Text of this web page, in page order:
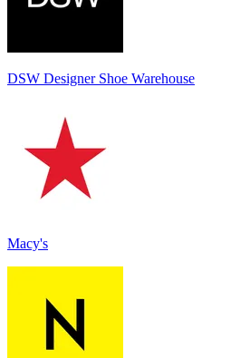
DSW Designer Shoe Warehouse
Macy's